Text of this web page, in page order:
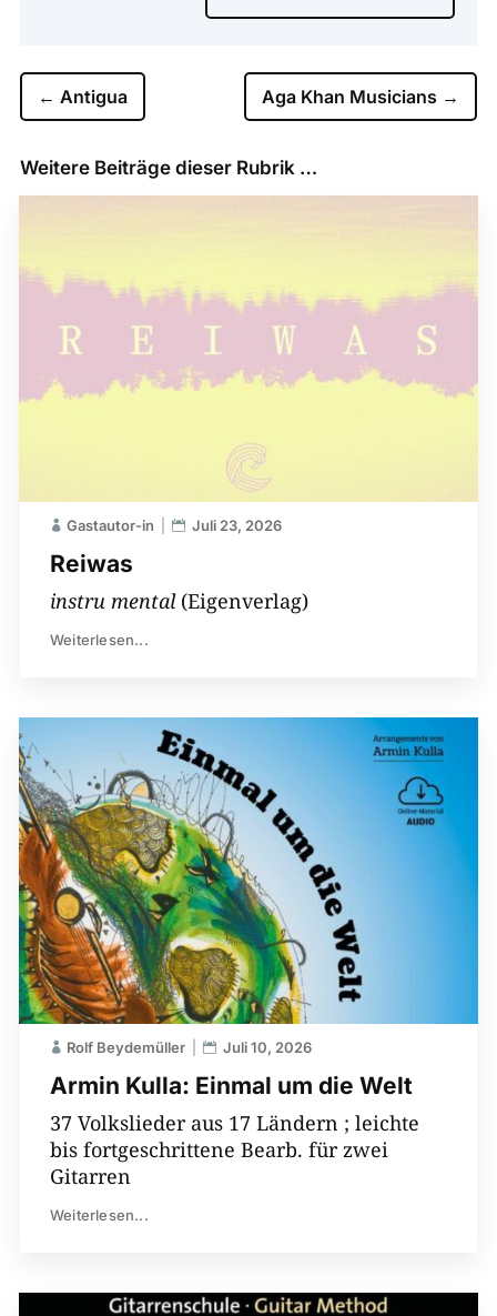
← Antigua Aga Khan Musicians →
Weitere Beiträge dieser Rubrik …
Reiwas
Gastautor-in Juli 23, 2026
instru mental(Eigenverlag)
Weiterlesen...
Armin Kulla: Einmal um die Welt
Rolf Beydemüller Juli 10, 2026
37 Volkslieder aus 17 Ländern ; leichte
bis fortgeschrittene Bearb. für zwei
Gitarren
Weiterlesen...